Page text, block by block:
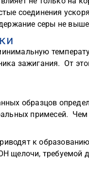
соединения
серы не
зажигания. От
образцов
примесей.
к
щелочи, требуемой